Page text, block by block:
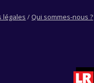
légales / Qui sommes-nous ?